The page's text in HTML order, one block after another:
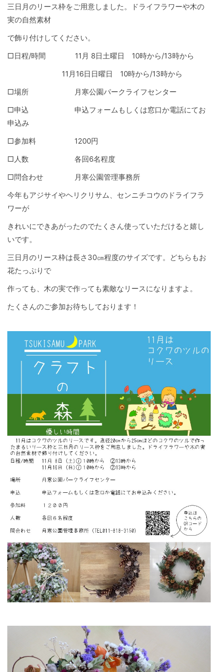
三日月のリース枠をご用意しました。ドライフラワーや木の
実の自然素材
で飾り付けしてください。
□日程/時間 11月 8日土曜日 10時から/13時から
11月16日日曜日 10時から/13時から
□場所 月寒公園パークライフセンター
□申込 申込フォームもしくは窓口か電話にてお
申込み
□参加料 1200円
□人数 各回6名程度
□問合わせ 月寒公園管理事務所
今年もアジサイやヘリクリサム、センニチコウのドライフラ
ワーが
きれいにできあがったのでたくさん使っていただけると嬉し
いです。
三日月のリース枠は長さ30㎝程度のサイズです。どちらもお
花たっぷりで
作っても、木の実で作っても素敵なリースになりますよ。
たくさんのご参加お待ちしております！